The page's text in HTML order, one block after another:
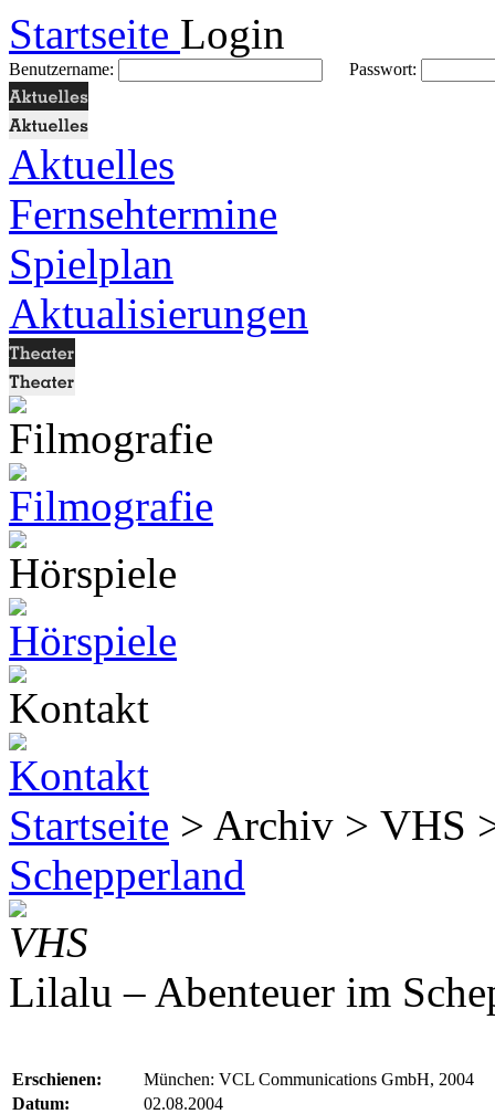
Startseite Login
Benutzername: Passwort:
Aktuelles
Fernsehtermine
Spielplan
Aktualisierungen
Startseite > Archiv > VHS
Schepperland
VHS
Lilalu – Abenteuer im
Erschienen:
München: VCL Communications GmbH, 2004
Datum:
02.08.2004